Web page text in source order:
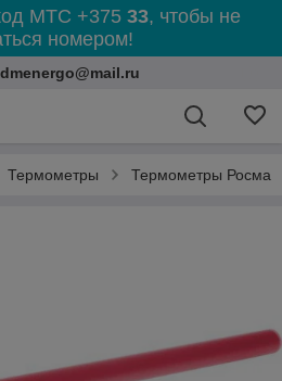
МТС +375 33, чтобы не
номером!
Термометры Термометры Росма